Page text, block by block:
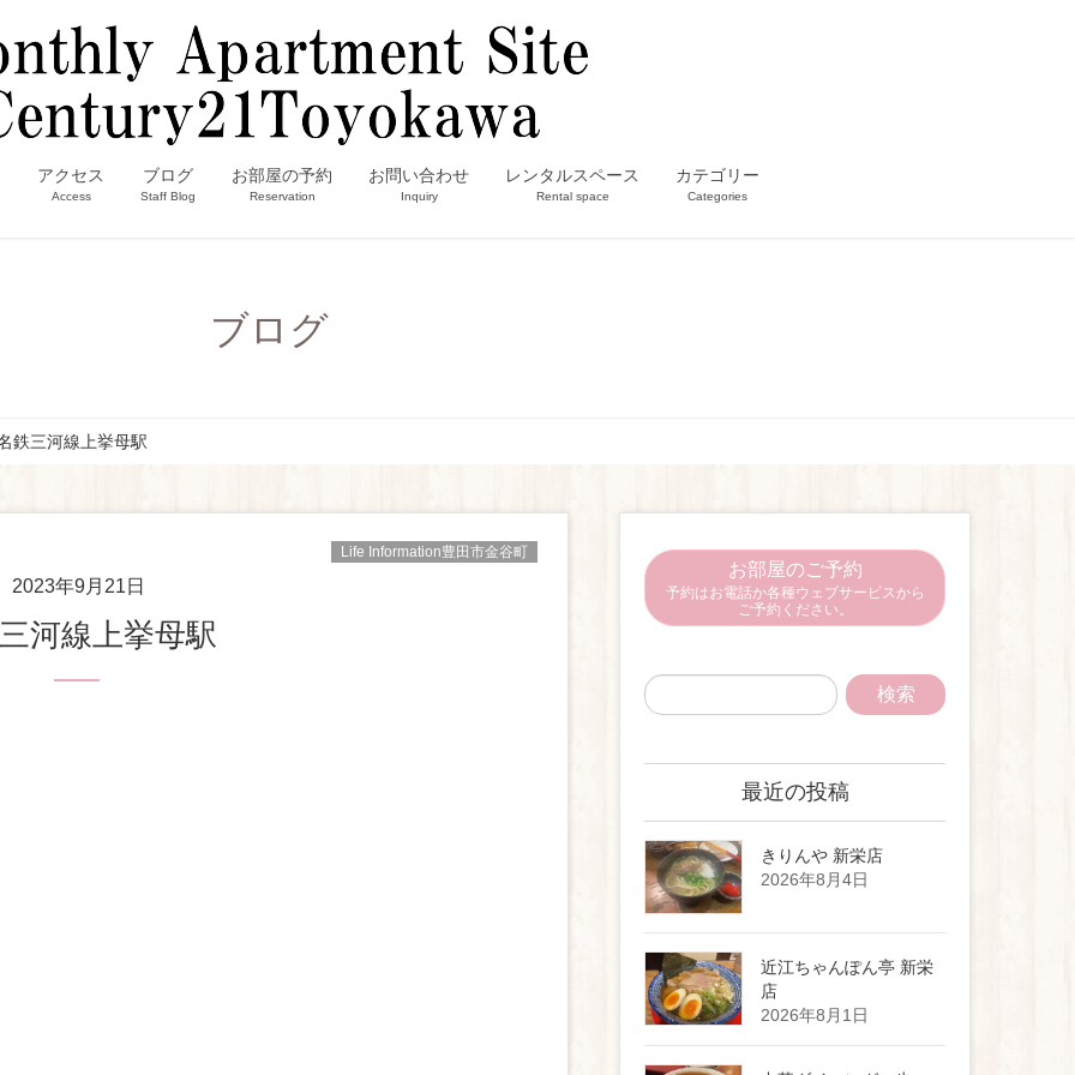
アクセス
Access
ブログ
Staff Blog
お部屋の予約
Reservation
お問い合わせ
Inquiry
レンタルスペース
Rental space
カテゴリー
Categories
ブログ
鉄三河線上挙母駅
2023年9月21日
Life Information豊田市金谷町
三河線上挙母駅
お部屋のご予約
予約はお電話か各種ウェブサービスから
ご予約ください。
最近の投稿
きりんや 新栄店
2026年8月4日
近江ちゃんぽん亭 新栄
店
2026年8月1日